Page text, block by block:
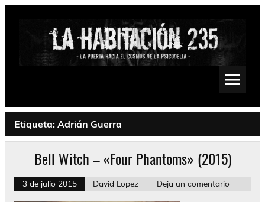
Saltar
Psychedelic, Stoner, Doom, Sludge, Fuzz, Space, Drone
Etiqueta: Adrián Guerra
Bell Witch – «Four Phantoms» (2015)
3 de julio 2015 David Lopez Deja un comentario